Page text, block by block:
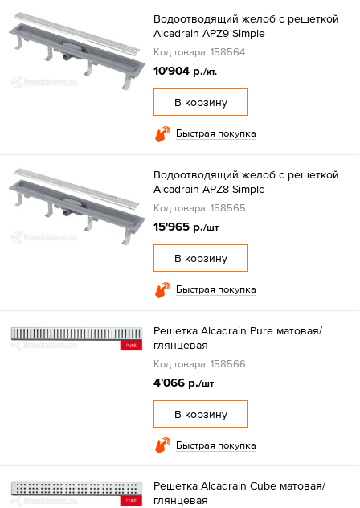
Водоотводящий желоб с решеткой
Alcadrain APZ9 Simple
Код товара: 158564
10'904 р./кт.
В корзину
Быстрая покупка
Водоотводящий желоб с решеткой
Alcadrain APZ8 Simple
Код товара: 158565
15'965 р./шт
В корзину
Быстрая покупка
Решетка Alcadrain Pure матовая/
глянцевая
Код товара: 158566
4'066 р./шт
В корзину
Быстрая покупка
Решетка Alcadrain Cube матовая/
глянцевая